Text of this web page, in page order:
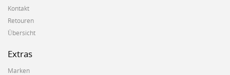
Kontakt
Retouren
Übersicht
Extras
Marken